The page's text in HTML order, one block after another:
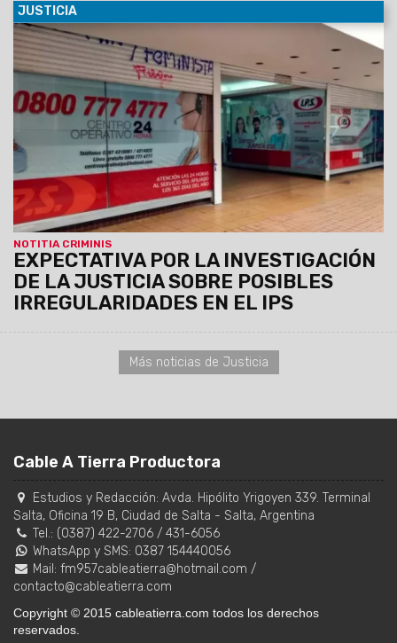
JUSTICIA
NOTITIA CRIMINIS
EXPECTATIVA POR LA INVESTIGACIÓN
DE LA JUSTICIA SOBRE POSIBLES
IRREGULARIDADES EN EL IPS
01/06/2025 La Fiscalía de Delitos Económicos Complejos
inició actuación de oficio por posibles irregularidades en la
Obra Social Provincial.El Ministerio Público Fiscal
reafirmó su compromiso con el control de legalidad y
la protección del patrimonio público.
Más noticias de Justicia
Cable A Tierra Productora
Estudios y Redacción: Avda. Hipólito Yrigoyen 339. Terminal
Salta, Oficina 19 B, Ciudad de Salta - Salta, Argentina
Tel.: (0387) 422-2706 / 431-6056
WhatsApp y SMS: 0387 154440056
Mail: fm957cableatierra@hotmail.com /
contacto@cableatierra.com
Copyright © 2015 cableatierra.com todos los derechos
reservados.